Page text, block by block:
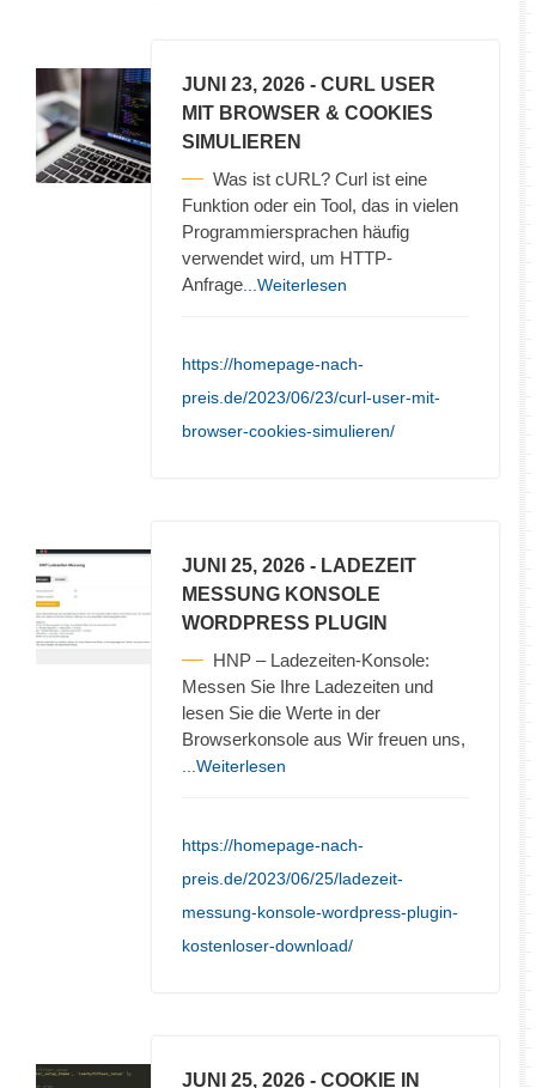
JUNI 23, 2026 - CURL USER
MIT BROWSER & COOKIES
SIMULIEREN
Was ist cURL? Curl ist eine
Funktion oder ein Tool, das in vielen
Programmiersprachen häufig
verwendet wird, um HTTP-
Anfrage ...Weiterlesen
https://homepage-nach-
preis.de/2023/06/23/curl-user-mit-
browser-cookies-simulieren/
JUNI 25, 2026 - LADEZEIT
MESSUNG KONSOLE
WORDPRESS PLUGIN
HNP – Ladezeiten-Konsole:
Messen Sie Ihre Ladezeiten und
lesen Sie die Werte in der
Browserkonsole aus Wir freuen uns,
...Weiterlesen
https://homepage-nach-
preis.de/2023/06/25/ladezeit-
messung-konsole-wordpress-plugin-
kostenloser-download/
JUNI 25, 2026 - COOKIE IN